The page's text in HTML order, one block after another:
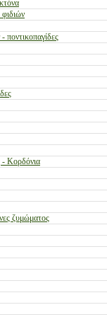
ποντικοπαγίδες
- Κορδόνια
ζυμώματος